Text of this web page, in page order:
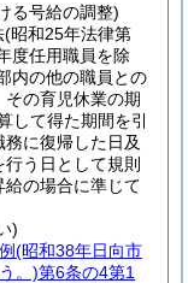
る号給の調整)
(昭和25年法律第
度任用職員を除
内の他の職員との
の育児休業の期
して得た期間を引
に復帰した日及
う日として規則
の場合に準じて
)
(昭和38年日向市
。)第6条の4第1